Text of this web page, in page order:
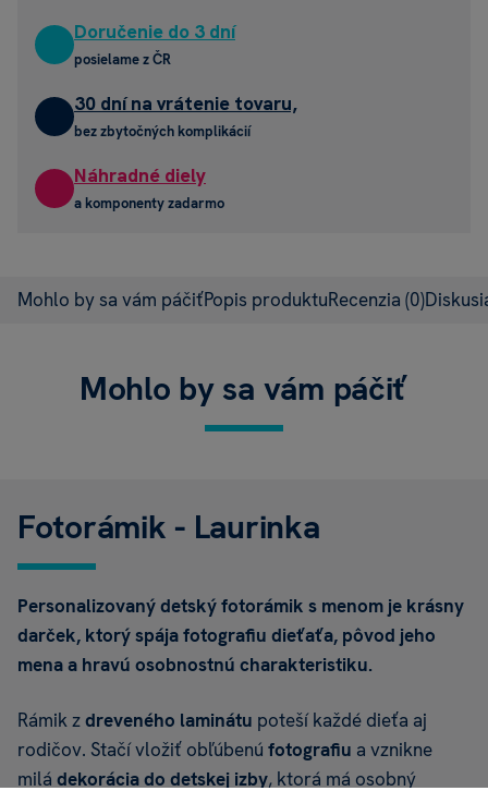
Doručenie do 3 dní
posielame z ČR
30 dní na vrátenie tovaru,
bez zbytočných komplikácií
Náhradné diely
a komponenty zadarmo
Mohlo by sa vám páčiťPopis produktuRecenzia (0)
Mohlo by sa vám páčiť
Fotorámik - Laurinka
Personalizovaný detský fotorámik s menom je krásny
darček, ktorý spája fotografiu dieťaťa, pôvod jeho
mena a hravú osobnostnú charakteristiku.
Rámik zdreveného laminátu poteší každé dieťa aj
rodičov. Stačí vložiť obľúbenú fotografiu a vznikne
milá dekorácia do detskej izby, ktorá má osobný